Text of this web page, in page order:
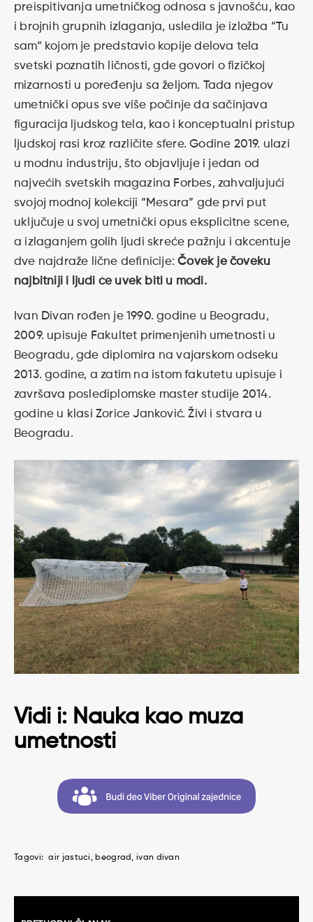
preispitivanja umetničkog odnosa s javnošću, kao
i brojnih grupnih izlaganja, usledila je izložba “Tu
sam“ kojom je predstavio kopije delova tela
svetski poznatih ličnosti, gde govori o fizičkoj
mizarnosti u poređenju sa željom. Tada njegov
umetnički opus sve više počinje da sačinjava
figuracija ljudskog tela, kao i konceptualni pristup
ljudskoj rasi kroz različite sfere. Godine 2019. ulazi
u modnu industriju, što objavljuje i jedan od
najvećih svetskih magazina Forbes, zahvaljujući
svojoj modnoj kolekciji “Mesara” gde prvi put
uključuje u svoj umetnički opus eksplicitne scene,
a izlaganjem golih ljudi skreće pažnju i akcentuje
dve najdraže lične definicije:Čovek je čoveku
najbitniji i ljudi će uvek biti u modi.
Ivan Divan rođen je 1990. godine u Beogradu,
2009. upisuje Fakultet primenjenih umetnosti u
Beogradu, gde diplomira na vajarskom odseku
2013. godine, a zatim na istom fakutetu upisuje i
završava poslediplomske master studije 2014.
godine u klasi Zorice Janković. Živi i stvara u
Beogradu.
Vidi i: Nauka kao muza
umetnosti
Tagovi: air jastuci beograd ivan divan